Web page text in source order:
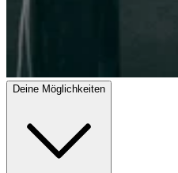
Deine Möglichkeiten